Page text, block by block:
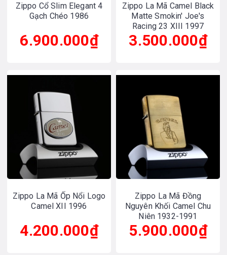
Zippo Cổ Slim Elegant 4
Gạch Chéo 1986
6.900.000₫
Zippo La Mã Camel Black
Matte Smokin' Joe's
Racing 23 XIII 1997
3.500.000₫
Zippo La Mã Ốp Nổi Logo
Camel XII 1996
4.200.000₫
Zippo La Mã Đồng
Nguyên Khối Camel Chu
Niên 1932-1991
5.900.000₫